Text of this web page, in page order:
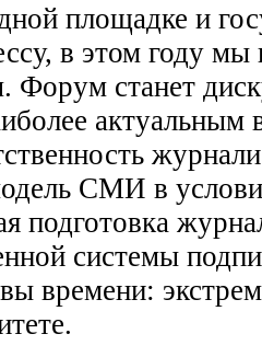
площадке и
в этом году мы
Форум станет
актуальным
СМИ в
подготовка
системы
времени: